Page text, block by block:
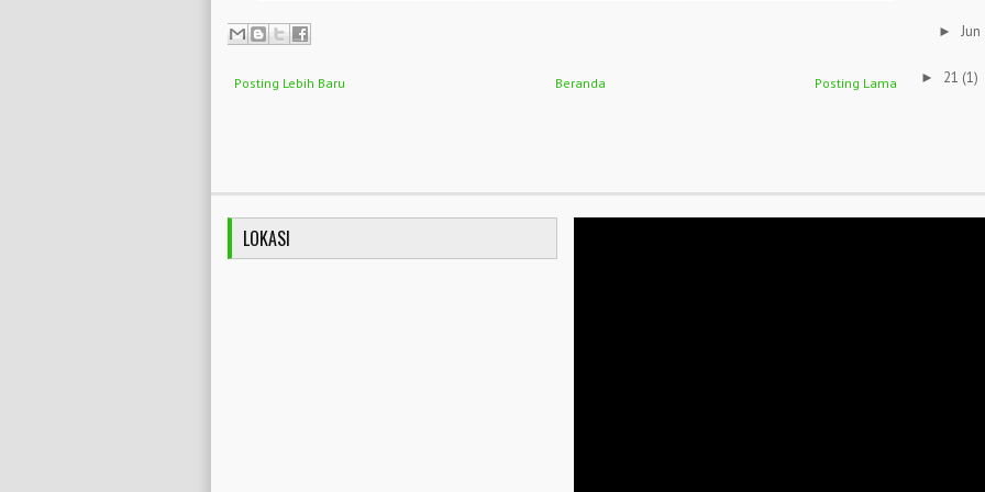
Posting Lebih Baru Posting Lama
Beranda
► Jun
► 21 (1)
LOKASI